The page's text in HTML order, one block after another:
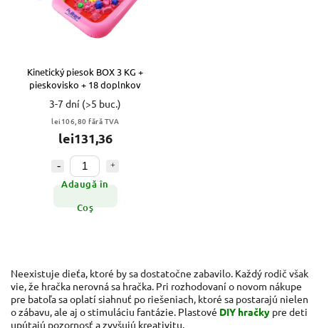
Kinetický piesok BOX 3 KG +
pieskovisko + 18 doplnkov
3-7 dní (>5 buc.)
lei106,80 fără TVA
lei131,36
Adaugă în
Coş
Neexistuje dieťa, ktoré by sa dostatočne zabavilo. Každý rodič však
vie, že hračka nerovná sa hračka. Pri rozhodovaní o novom nákupe
pre batoľa sa oplatí siahnuť po riešeniach, ktoré sa postarajú nielen
o zábavu, ale aj o stimuláciu fantázie. Plastové DIY hračky pre deti
upútajú pozornosť a zvyšujú kreativitu.